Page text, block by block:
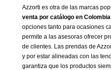
Azzorti es otra de las marcas
venta por catálogo en Colombia
opciones tanto para ocasiones
permite a las asesoras ofrecer
de clientes. Las prendas de
y por estar alineadas con las
garantiza que los productos